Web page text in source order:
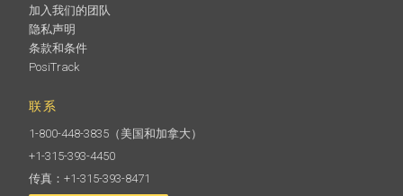
加入我们的团队
隐私声明
条款和条件
PosiTrack
联系
1-800-448-3835 （美国和加拿大）
+1-315-393-4450
传真：+1-315-393-8471